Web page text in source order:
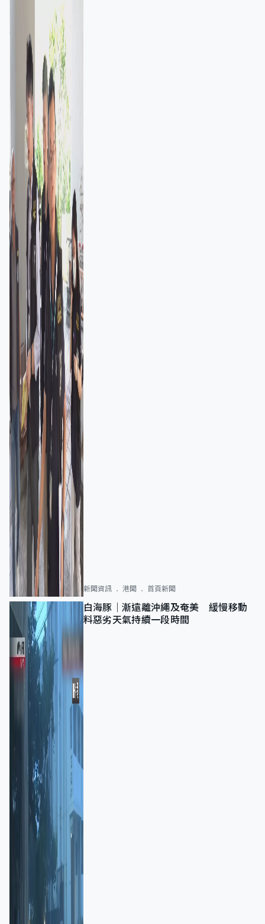
新聞資訊 港聞 首頁新聞
白海豚｜漸遠離沖繩及奄美 緩慢移動
料惡劣天氣持續一段時間